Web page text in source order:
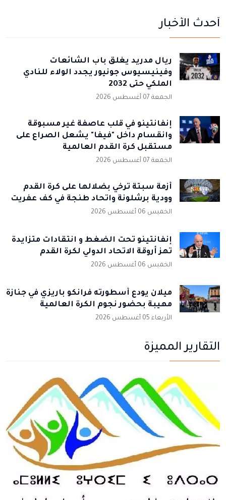
أحدث الأخبار
ريال مدريد يغلق باب الشائعات
وفينيسيوس جونيور يجدد الولاء للنادي
الملكي حتى 2032
الجمعة 07 أغسطس 2026
إنفانتينو في قلب عاصفة غير مسبوقة
وانقسام داخل "فيفا" يشعل الصراع على
مستقبل كرة القدم العالمية
الجمعة 07 أغسطس 2026
أزمة سبتة ترخي بضلالها على كرة القدم
وودية برشلونة واتحاد طنجة في كف عفريت
الخميس 06 أغسطس 2026
إنفانتينو تحت الضغط و انتقادات متزايدة
تهز أروقة الاتحاد الدولي لكرة القدم
الخميس 06 أغسطس 2026
ميلان يودع أسطورته فرانكو باريزي في جنازة
مهيبة بحضور نجوم الكرة العالمية
الأربعاء 05 أغسطس 2026
التقارير المميزة